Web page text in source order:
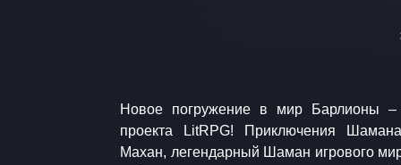
Новое погружение в мир Барлионы
проекта LitRPG! Приключения
Махан, легендарный Шаман игрового
Шаг 1. Начало. 2. Путь Шамана. Шаг
Шамана. Шаг 3. Тайна Темного
Призрачный замок 5. Путь Шамана.